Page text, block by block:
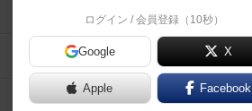
ログイン / 会員登録（10秒）
Google X
Apple Facebook
掲示板・トピックス
ボドとも・会員一覧
ボードゲーム業界コラム